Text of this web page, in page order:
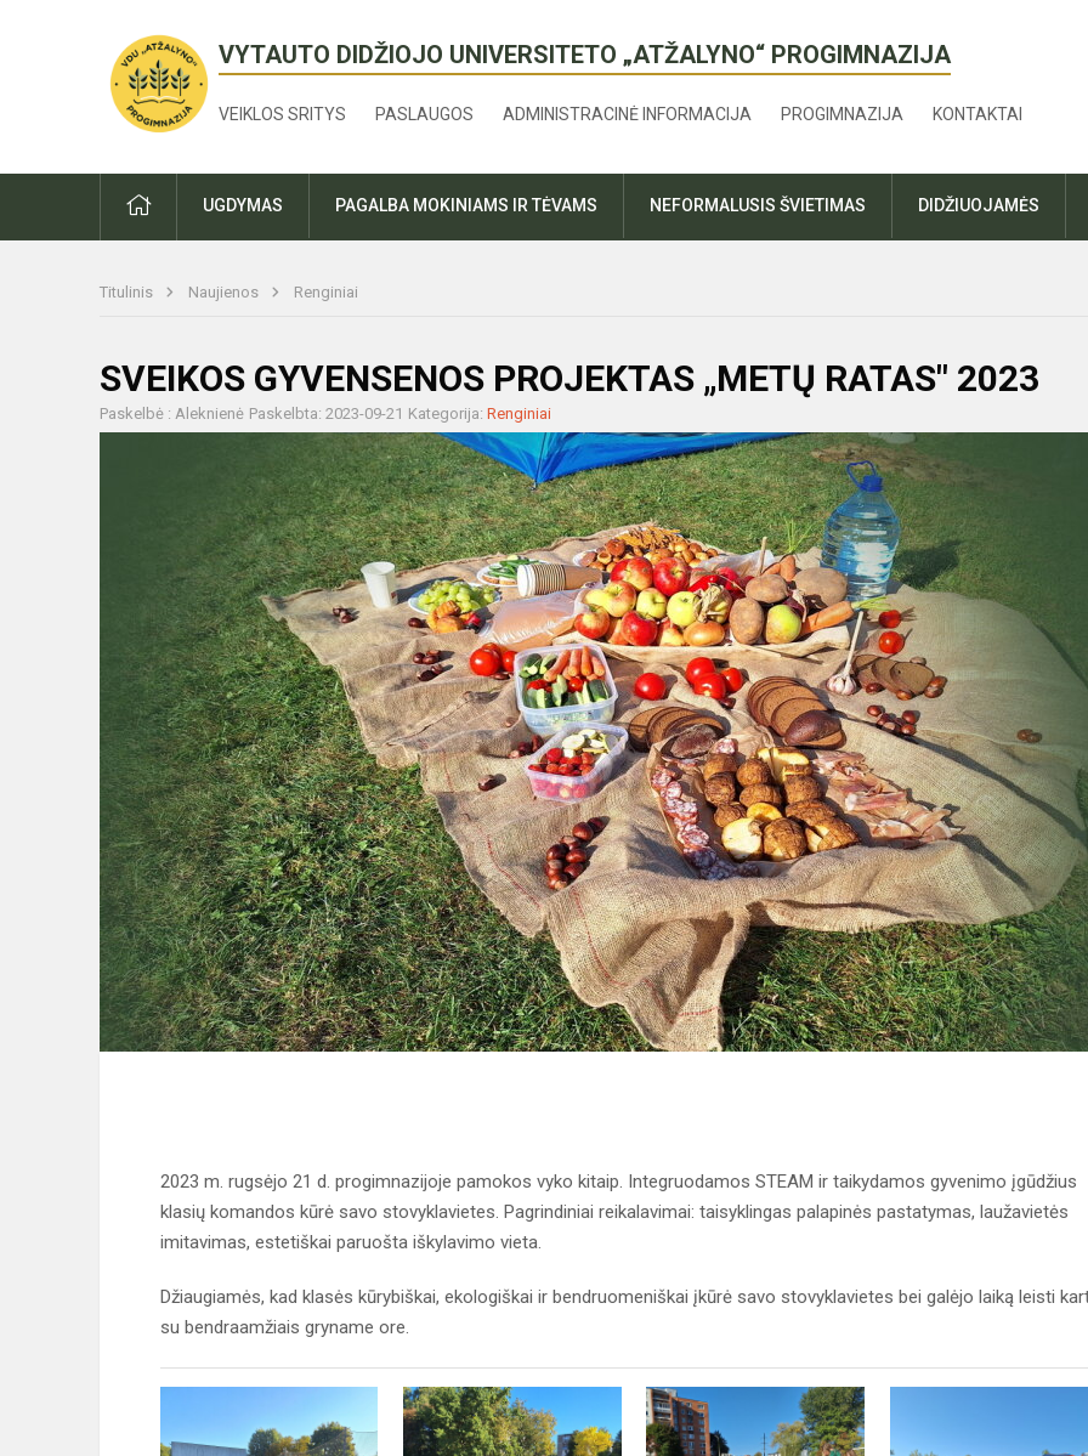
VYTAUTO DIDŽIOJO UNIVERSITETO „ATŽALYNO“ PROGIMNAZIJA
VEIKLOS SRITYS PASLAUGOS ADMINISTRACINĖ INFORMACIJA PROGIMNAZIJA KONTAKTAI
PRADŽIAUGDYMAS PAGALBA MOKINIAMS IR TĖVAMS NEFORMALUSIS ŠVIETIMAS DIDŽIUOJAMĖS
Titulinis Naujienos Renginiai
SVEIKOS GYVENSENOS PROJEKTAS „METŲ RATAS" 2023
Paskelbė : Aleknienė Paskelbta: 2023-09-21 Kategorija: Renginiai
2023 m. rugsėjo 21 d. progimnazijoje pamokos vyko kitaip. Integruodamos STEAM ir taikydamos gyvenimo įgūdžius
klasių komandos kūrė savo stovyklavietes. Pagrindiniai reikalavimai: taisyklingas palapinės pastatymas, laužavietės
imitavimas, estetiškai paruošta iškylavimo vieta.
Džiaugiamės, kad klasės kūrybiškai, ekologiškai ir bendruomeniškai įkūrė savo stovyklavietes bei galėjo laiką leisti
su bendraamžiais gryname ore.